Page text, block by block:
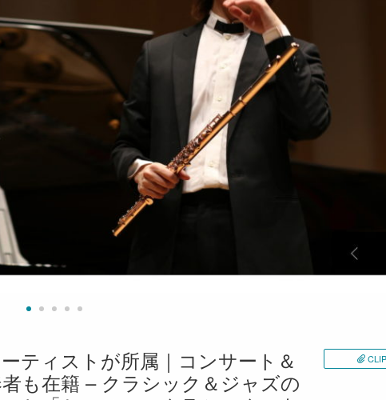
ティストが所属｜コンサート＆
も在籍 – クラシック＆ジャズの
CLIP